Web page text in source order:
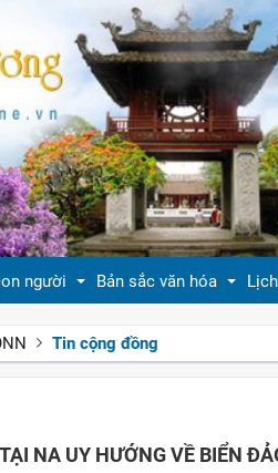
người Bản sắc văn hóa
Tin cộng đồng
NA UY HƯỚNG VỀ BIỂN